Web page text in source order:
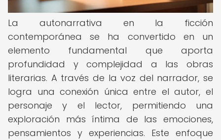
La autonarrativa en la ficción
contemporánea se ha convertido en un
elemento fundamental que aporta
profundidad y complejidad a las obras
literarias. A través de la voz del narrador, se
logra una conexión única entre el autor, el
personaje y el lector, permitiendo una
exploración más íntima de las emociones,
pensamientos y experiencias. Este enfoque